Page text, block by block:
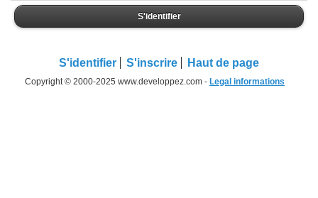
S'identifier
S'identifier S'inscrire Haut de page
Copyright © 2000-2025 www.developpez.com - Legal informations